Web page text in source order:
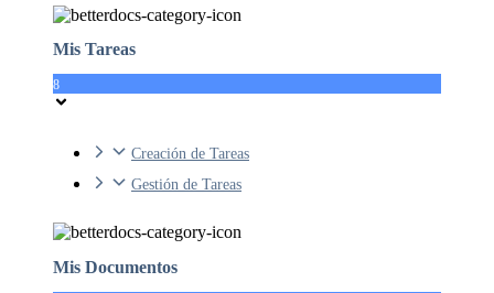
Mis Tareas
8
Creación de Tareas
Gestión de Tareas
Mis Documentos